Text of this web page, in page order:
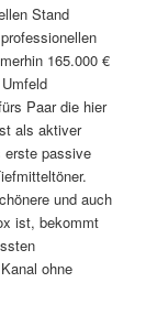
Stand
165.000 €
Paar die hier
als aktiver
erste passive
und auch
ist, bekommt
ohne